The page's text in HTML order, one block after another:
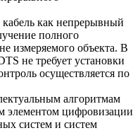
как непрерывный
полного
измеряемого объекта. В
не требует установки
осуществляется по
алгоритмам
элементом цифровизации
систем и систем